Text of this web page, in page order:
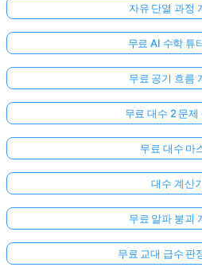
자유 단열 과정
무료 AI 수학 튜
무료 공기 흐름
무료 대수 2 문제
무료 대수 마
대수 계산
무료 알파 붕괴
무료 교대 급수 판